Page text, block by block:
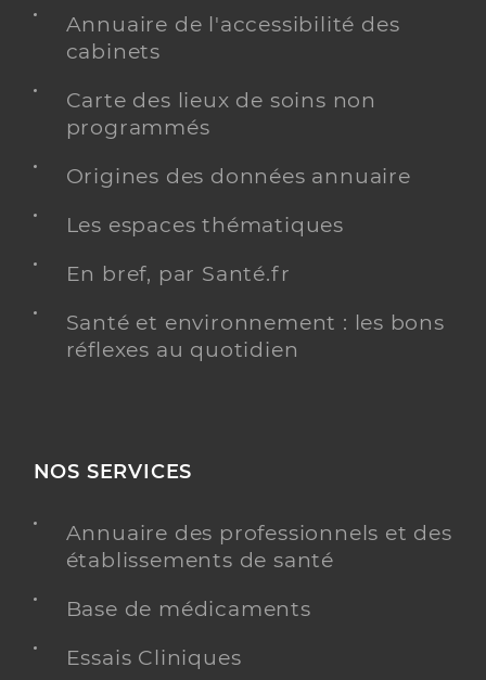
Annuaire de l'accessibilité des
cabinets
Carte des lieux de soins non
programmés
Origines des données annuaire
Les espaces thématiques
En bref, par Santé.fr
Santé et environnement : les bons
réflexes au quotidien
NOS SERVICES
Annuaire des professionnels et des
établissements de santé
Base de médicaments
Essais Cliniques